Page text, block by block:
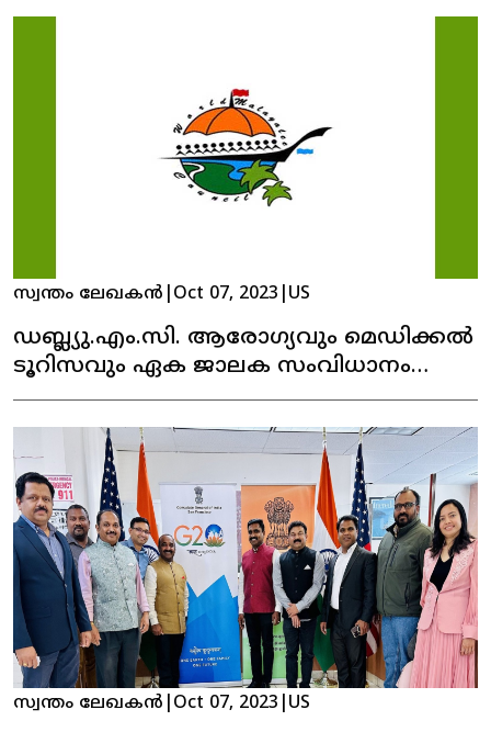
സ്വന്തം ലേഖകൻ Oct 07, 2023 US
ഡബ്ല്യു.എം.സി. ആരോഗ്യവും മെഡിക്കൽ
ടൂറിസവും ഏക ജാലക സംവിധാനം
നിലവിൽ വന്നു
സ്വന്തം ലേഖകൻ Oct 07, 2023 US